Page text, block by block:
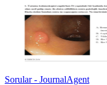
Sorular - JournalAgent